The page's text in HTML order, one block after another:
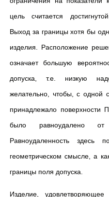
цель считается
Выход за границы хотя бы
изделия. Расположение
означает большую
допуска, т.е. низкую
желательно, чтобы, с одной
принадлежало поверхности
было равноудалено
Равноудаленность
геометрическом смысле, а
границы поля допуска.
Изделие,